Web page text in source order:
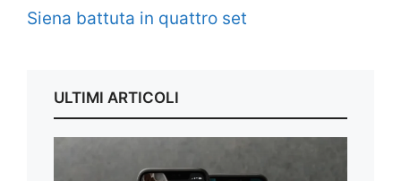
Siena battuta in quattro set
ULTIMI ARTICOLI